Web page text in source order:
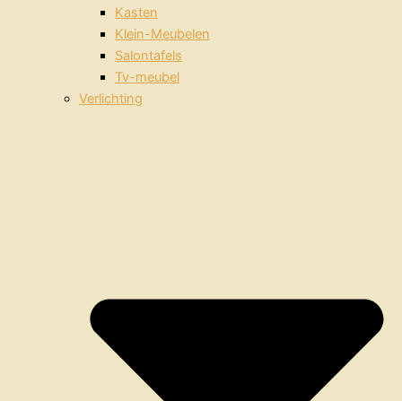
Kasten
Klein-Meubelen
Salontafels
Tv-meubel
Verlichting